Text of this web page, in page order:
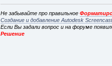
Не забывайте про правильное
Создание и добавление Autodesk
Если Вы задали вопрос и на форуме
Решение